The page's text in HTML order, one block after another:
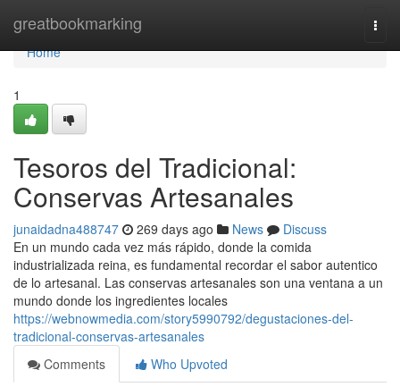
greatbookmarking
Home
Home
1
Tesoros del Tradicional:
Conservas Artesanales
junaidadna488747 269 days ago News
Discuss
En un mundo cada vez más rápido, donde la comida
industrializada reina, es fundamental recordar el sabor autentico
de lo artesanal. Las conservas artesanales son una ventana a un
mundo donde los ingredientes locales
https://webnowmedia.com/story5990792/degustaciones-del-
tradicional-conservas-artesanales
Comments
Who Upvoted